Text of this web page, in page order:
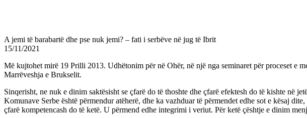
A jemi të barabartë dhe pse nuk jemi? – fati i serbëve në jug të Ibrit
15/11/2021
Më kujtohet mirë 19 Prilli 2013. Udhëtonim për në Ohër, në një nga seminaret për proceset e
Marrëveshja e Brukselit.
Sinqerisht, ne nuk e dinim saktësisht se çfarë do të thoshte dhe çfarë efektesh do të kishte në
Komunave Serbe është përmendur atëherë, dhe ka vazhduar të përmendet edhe sot e kësaj
çfarë kompetencash do të ketë. U përmend edhe integrimi i veriut. Për ketë çështje e dinim